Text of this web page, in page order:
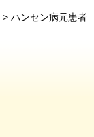
> ハンセン病元患者